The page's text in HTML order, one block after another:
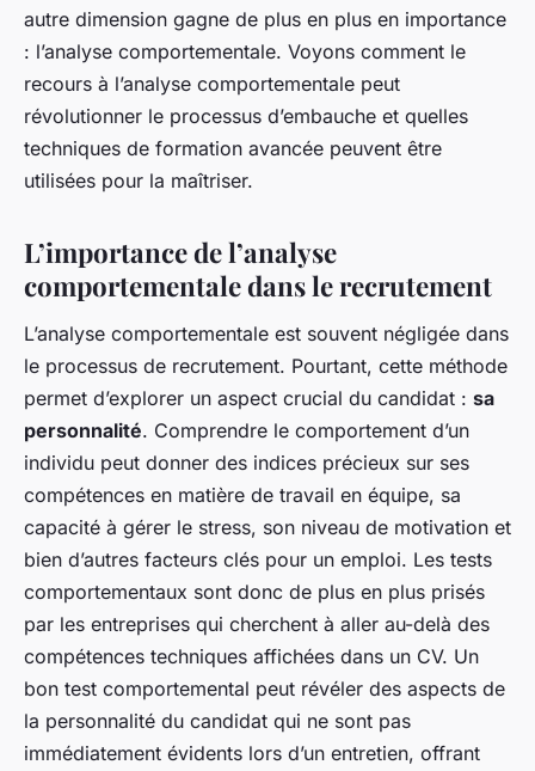
autre dimension gagne de plus en plus en importance
: l’analyse comportementale. Voyons comment le
recours à l’analyse comportementale peut
révolutionner le processus d’embauche et quelles
techniques de formation avancée peuvent être
utilisées pour la maîtriser.
L’importance de l’analyse
comportementale dans le recrutement
L’analyse comportementale est souvent négligée dans
le processus de recrutement. Pourtant, cette méthode
permet d’explorer un aspect crucial du candidat : sa
personnalité. Comprendre le comportement d’un
individu peut donner des indices précieux sur ses
compétences en matière de travail en équipe, sa
capacité à gérer le stress, son niveau de motivation et
bien d’autres facteurs clés pour un emploi. Les tests
comportementaux sont donc de plus en plus prisés
par les entreprises qui cherchent à aller au-delà des
compétences techniques affichées dans un CV. Un
bon test comportemental peut révéler des aspects de
la personnalité du candidat qui ne sont pas
immédiatement évidents lors d’un entretien, offrant